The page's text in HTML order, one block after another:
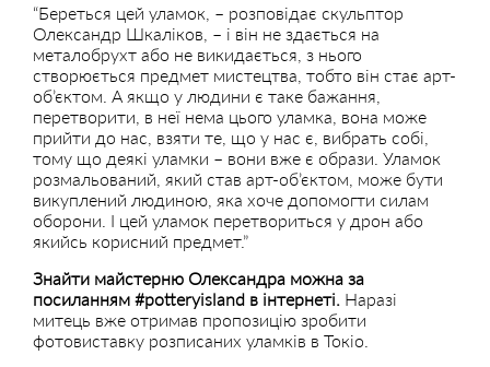
“Береться цей уламок, – розповідає скульптор
Олександр Шкаліков, – і він не здається на
металобрухт або не викидається, з нього
створюється предмет мистецтва, тобто він стає арт-
об’єктом. А якщо у людини є таке бажання,
перетворити, в неї нема цього уламка, вона може
прийти до нас, взяти те, що у нас є, вибрать собі,
тому що деякі уламки – вони вже є образи. Уламок
розмальований, який став арт-об’єктом, може бути
викуплений людиною, яка хоче допомогти силам
оборони. І цей уламок перетвориться у дрон або
якийсь корисний предмет.”
Знайти майстерню Олександра можна за
посиланням #potteryisland в інтернеті. Наразі
митець вже отримав пропозицію зробити
фотовиставку розписаних уламків в Токіо.